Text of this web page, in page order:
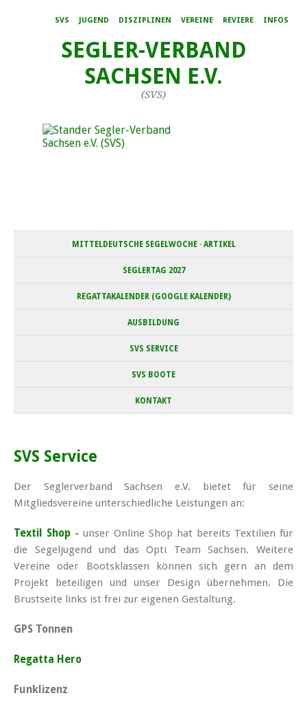
SVS JUGEND DISZIPLINEN VEREINE REVIERE INFOS
SEGLER-VERBAND
SACHSEN E.V.
(SVS)
MITTELDEUTSCHE SEGELWOCHE · ARTIKEL
SEGLERTAG 2027
REGATTAKALENDER (GOOGLE KALENDER)
AUSBILDUNG
SVS SERVICE
SVS BOOTE
KONTAKT
SVS Service
Der Seglerverband Sachsen e.V. bietet für seine
Mitgliedsvereine unterschiedliche Leistungen an:
Textil Shop - unser Online Shop hat bereits Textilien für
die Segeljugend und das Opti Team Sachsen. Weitere
Vereine oder Bootsklassen können sich gern an dem
Projekt beteiligen und unser Design übernehmen. Die
Brustseite links ist frei zur eigenen Gestaltung.
GPS Tonnen
Regatta Hero
Funklizenz